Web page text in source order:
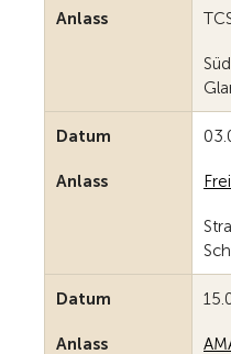
Anlass
Datum
Anlass
Datum
Anlass